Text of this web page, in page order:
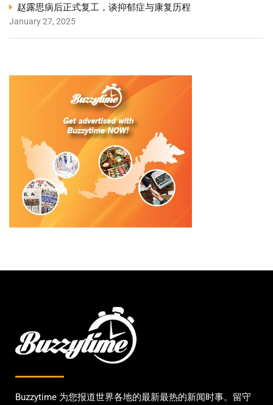
赵露思病后正式复工，谈抑郁症与康复历程
January 27, 2025
Buzzytime 为您报道世界各地的最新最热的新闻时事。留守